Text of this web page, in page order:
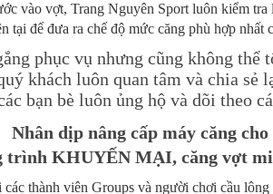
vào vợt, Trang Nguyên Sport luôn kiểm
tại để đưa ra chế độ mức căng phù hợp nhất
phục vụ nhưng cũng không
khách luôn quan tâm và chia sẻ
bạn bè luôn ủng hộ và dõi theo
Nhân dịp nâng cấp máy căng
trình KHUYẾN MẠI, căng vợt
thành viên Groups và người chơi cầu lông